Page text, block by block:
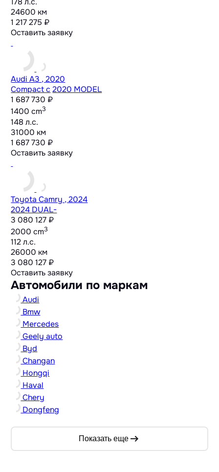
24600 км
1 217 275 ₽
Оставить заявку
Audi A3 , 2020
Compact c 2020 MODEL
1 687 730 ₽
1400 cm3
148 л.с.
31000 км
1 687 730 ₽
Оставить заявку
Toyota Camry , 2024
2024 DUAL-
3 080 127 ₽
2000 cm3
112 л.с.
26000 км
3 080 127 ₽
Оставить заявку
Автомобили по маркам
Audi
Bmw
Mercedes
Geely auto
Byd
Changan
Hongqi
Haval
Chery
Dongfeng
Показать еще